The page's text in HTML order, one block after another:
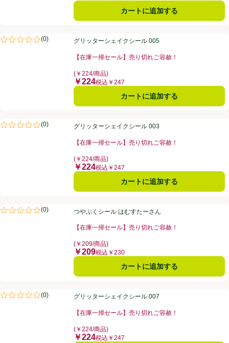
カートに追加する
グリッターシェイクシール 005
(0)
評価は0件のレビューで5点中0.0点。
グリッターシェイクシール 005
【在庫一掃セール】売り切れご容赦！
(￥224/商品)
価格
￥224税込￥247
カートに追加する
グリッターシェイクシール 003
(0)
評価は0件のレビューで5点中0.0点。
グリッターシェイクシール 003
【在庫一掃セール】売り切れご容赦！
(￥224/商品)
価格
￥224税込￥247
カートに追加する
つやぷくシール はむすたーさん
(0)
評価は0件のレビューで5点中0.0点。
つやぷくシール はむすたーさん
【在庫一掃セール】売り切れご容赦！
(￥209/商品)
価格
￥209税込￥230
カートに追加する
グリッターシェイクシール 007
(0)
評価は0件のレビューで5点中0.0点。
グリッターシェイクシール 007
【在庫一掃セール】売り切れご容赦！
(￥224/商品)
価格
￥224税込￥247